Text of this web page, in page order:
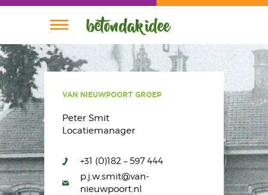
Nieuws
Wie is Wie
Home
VAN NIEUWPOORT GROEP
Peter Smit
Locatiemanager
+31 (0)182 – 597 444
p.j.w.smit@van-
nieuwpoort.nl